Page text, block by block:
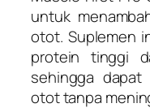
untuk
otot. Suplemen
protein tinggi
sehingga dapat
otot tanpa